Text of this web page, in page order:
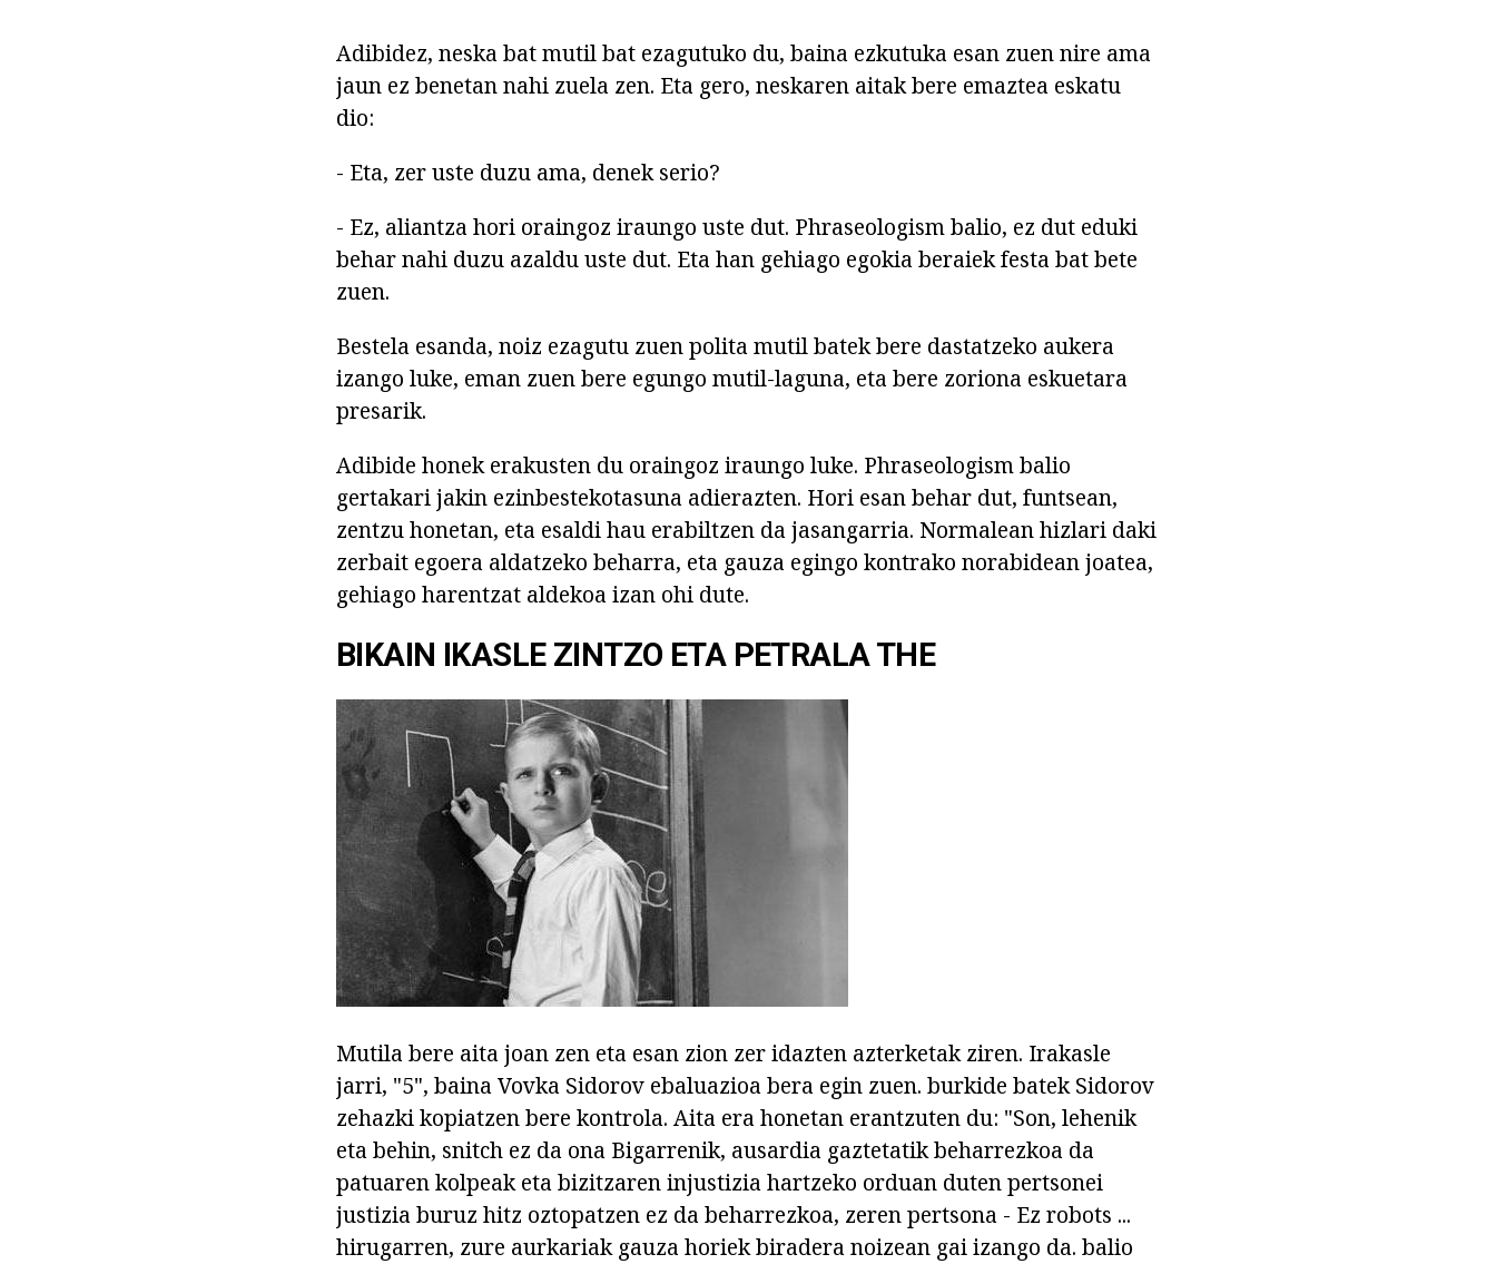
Adibidez, neska bat mutil bat ezagutuko du, baina ezkutuka esan zuen nire ama
jaun ez benetan nahi zuela zen. Eta gero, neskaren aitak bere emaztea eskatu
dio:
- Eta, zer uste duzu ama, denek serio?
- Ez, aliantza hori oraingoz iraungo uste dut. Phraseologism balio, ez dut eduki
behar nahi duzu azaldu uste dut. Eta han gehiago egokia beraiek festa bat bete
zuen.
Bestela esanda, noiz ezagutu zuen polita mutil batek bere dastatzeko aukera
izango luke, eman zuen bere egungo mutil-laguna, eta bere zoriona eskuetara
presarik.
Adibide honek erakusten du oraingoz iraungo luke. Phraseologism balio
gertakari jakin ezinbestekotasuna adierazten. Hori esan behar dut, funtsean,
zentzu honetan, eta esaldi hau erabiltzen da jasangarria. Normalean hizlari daki
zerbait egoera aldatzeko beharra, eta gauza egingo kontrako norabidean joatea,
gehiago harentzat aldekoa izan ohi dute.
BIKAIN IKASLE ZINTZO ETA PETRALA THE
Mutila bere aita joan zen eta esan zion zer idazten azterketak ziren. Irakasle
jarri, "5", baina Vovka Sidorov ebaluazioa bera egin zuen. burkide batek Sidorov
zehazki kopiatzen bere kontrola. Aita era honetan erantzuten du: "Son, lehenik
eta behin, snitch ez da ona Bigarrenik, ausardia gaztetatik beharrezkoa da
patuaren kolpeak eta bizitzaren injustizia hartzeko orduan duten pertsonei
justizia buruz hitz oztopatzen ez da beharrezkoa, zeren pertsona - Ez robots ...
hirugarren, zure aurkariak gauza horiek biradera noizean gai izango da. balio